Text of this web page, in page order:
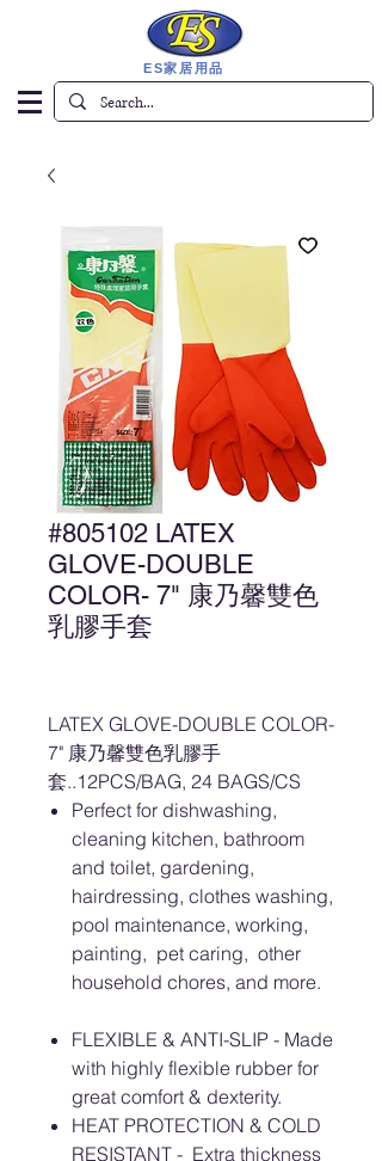
ES家居用品
#805102 LATEX
GLOVE-DOUBLE
COLOR- 7" 康乃馨雙色
乳膠手套
LATEX GLOVE-DOUBLE COLOR-
7" 康乃馨雙色乳膠手
套..12PCS/BAG, 24 BAGS/CS
Perfect for dishwashing,
cleaning kitchen, bathroom
and toilet, gardening,
hairdressing, clothes washing,
pool maintenance, working,
painting, pet caring, other
household chores, and more.
FLEXIBLE & ANTI-SLIP - Made
with highly flexible rubber for
great comfort & dexterity.
HEAT PROTECTION & COLD
RESISTANT - Extra thickness